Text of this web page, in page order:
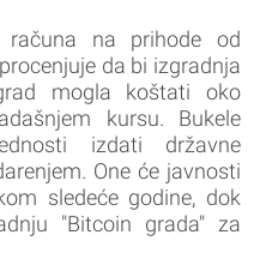
računa na prihode od
da bi izgradnja
mogla koštati oko
kursu. Bukele
izdati državne
One će javnosti
sledeće godine, dok
"Bitcoin grada" za